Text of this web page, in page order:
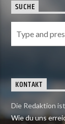
SUCHE
KONTAKT
Die Redaktion
Wie du uns